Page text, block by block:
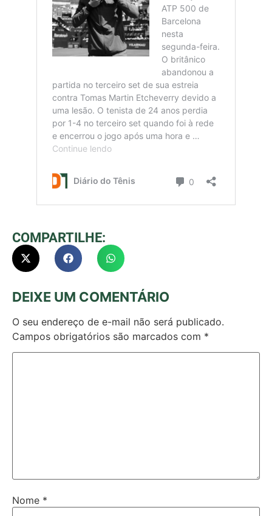
COMPARTILHE:
DEIXE UM COMENTÁRIO
O seu endereço de e-mail não será publicado.
Campos obrigatórios são marcados com *
Nome *